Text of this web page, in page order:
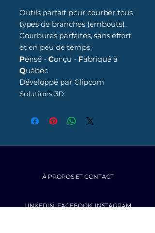
Outils parfait pour courber tous
types de branches (embouts).
Courbures parfaites, sans effort
et en peu de temps.
Pensé - Conçu - Fabriqué à
Québec
Développé par Clipcom
Solutions 3D
À PROPOS ET CONTACT
LINKEDIN,FACEBOOK,INSTAGRAM